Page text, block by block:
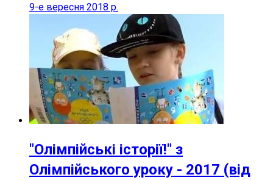
9-е вересня 2018 р.
"Олімпійські історії!" з
Олімпійського уроку - 2017 (від